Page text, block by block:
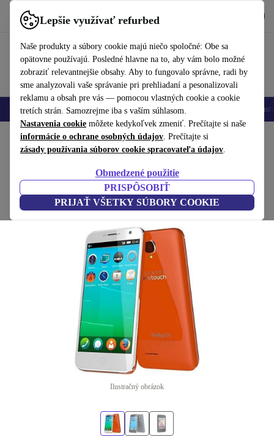
Lepšie využívať refurbed
Naše produkty a súbory cookie majú niečo spoločné: Obe sa
opätovne používajú. Posledné hlavne na to, aby vám bolo možné
zobraziť relevantnejšie obsahy. Aby to fungovalo správne, radi by
sme analyzovali vaše správanie pri prehliadaní a pesonalizovali
reklamu a obsah pre vás — pomocou vlastných cookie a cookie
tretích strán. Samozrejme iba s vaším súhlasom.
Nastavenia cookie môžete kedykoľvek zmeniť. Prečítajte si naše
informácie o ochrane osobných údajov. Prečítajte si
zásady používania súborov cookie spracovateľa údajov.
Obmedzené použitie
PRISPÔSOBIŤ
PRIJAŤ VŠETKY SÚBORY COOKIE
používať refurbed rýchlo a jednoducho
Mobilné telefóny Laptopy Tablety Inteligentné hodinky
Domov Produkty Mobilné telefóny a smartfóny Mobilné telefóny Alcatel
4 GB | orange
(Zbieranie recenzií)
Ilustračný obrázok